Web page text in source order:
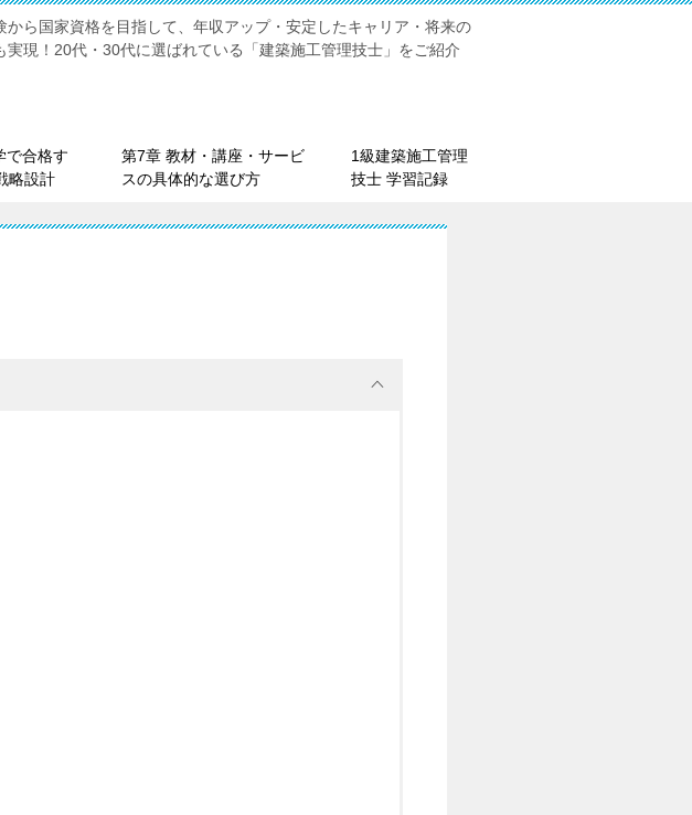
から国家資格を目指して、年収アップ・安定したキャリア・将来の
実現！20代・30代に選ばれている「建築施工管理技士」をご紹介
で合格す
略設計
第7章 教材・講座・サービ
スの具体的な選び方
1級建築施工管理
技士 学習記録